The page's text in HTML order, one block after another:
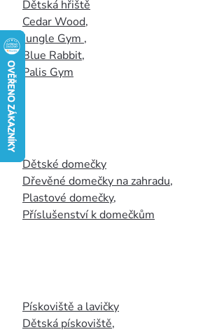
Dětská hřiště
Cedar Wood,
Jungle Gym ,
Blue Rabbit,
Palis Gym
Dětské domečky
Dřevěné domečky na zahradu,
Plastové domečky,
Příslušenství k domečkům
Pískoviště a lavičky
Dětská pískoviště,